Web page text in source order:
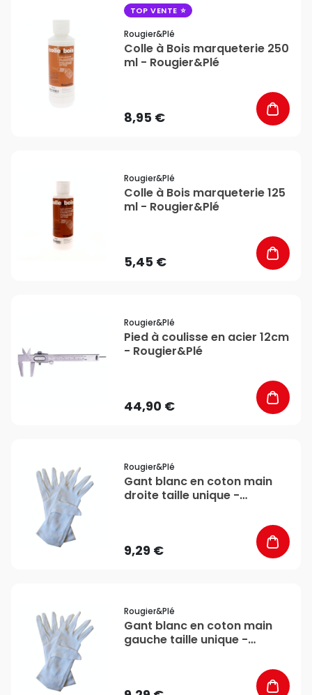
TOP VENTE
Rougier&plé
Colle à Bois marqueterie 250
ml - Rougier&Plé
8,95 €
Rougier&plé
Colle à Bois marqueterie 125
ml - Rougier&Plé
5,45 €
Rougier&plé
Pied à coulisse en acier 12cm
- Rougier&Plé
44,90 €
Rougier&plé
Gant blanc en coton main
droite taille unique -
9,29 €
Rougier&plé
Gant blanc en coton main
gauche taille unique -